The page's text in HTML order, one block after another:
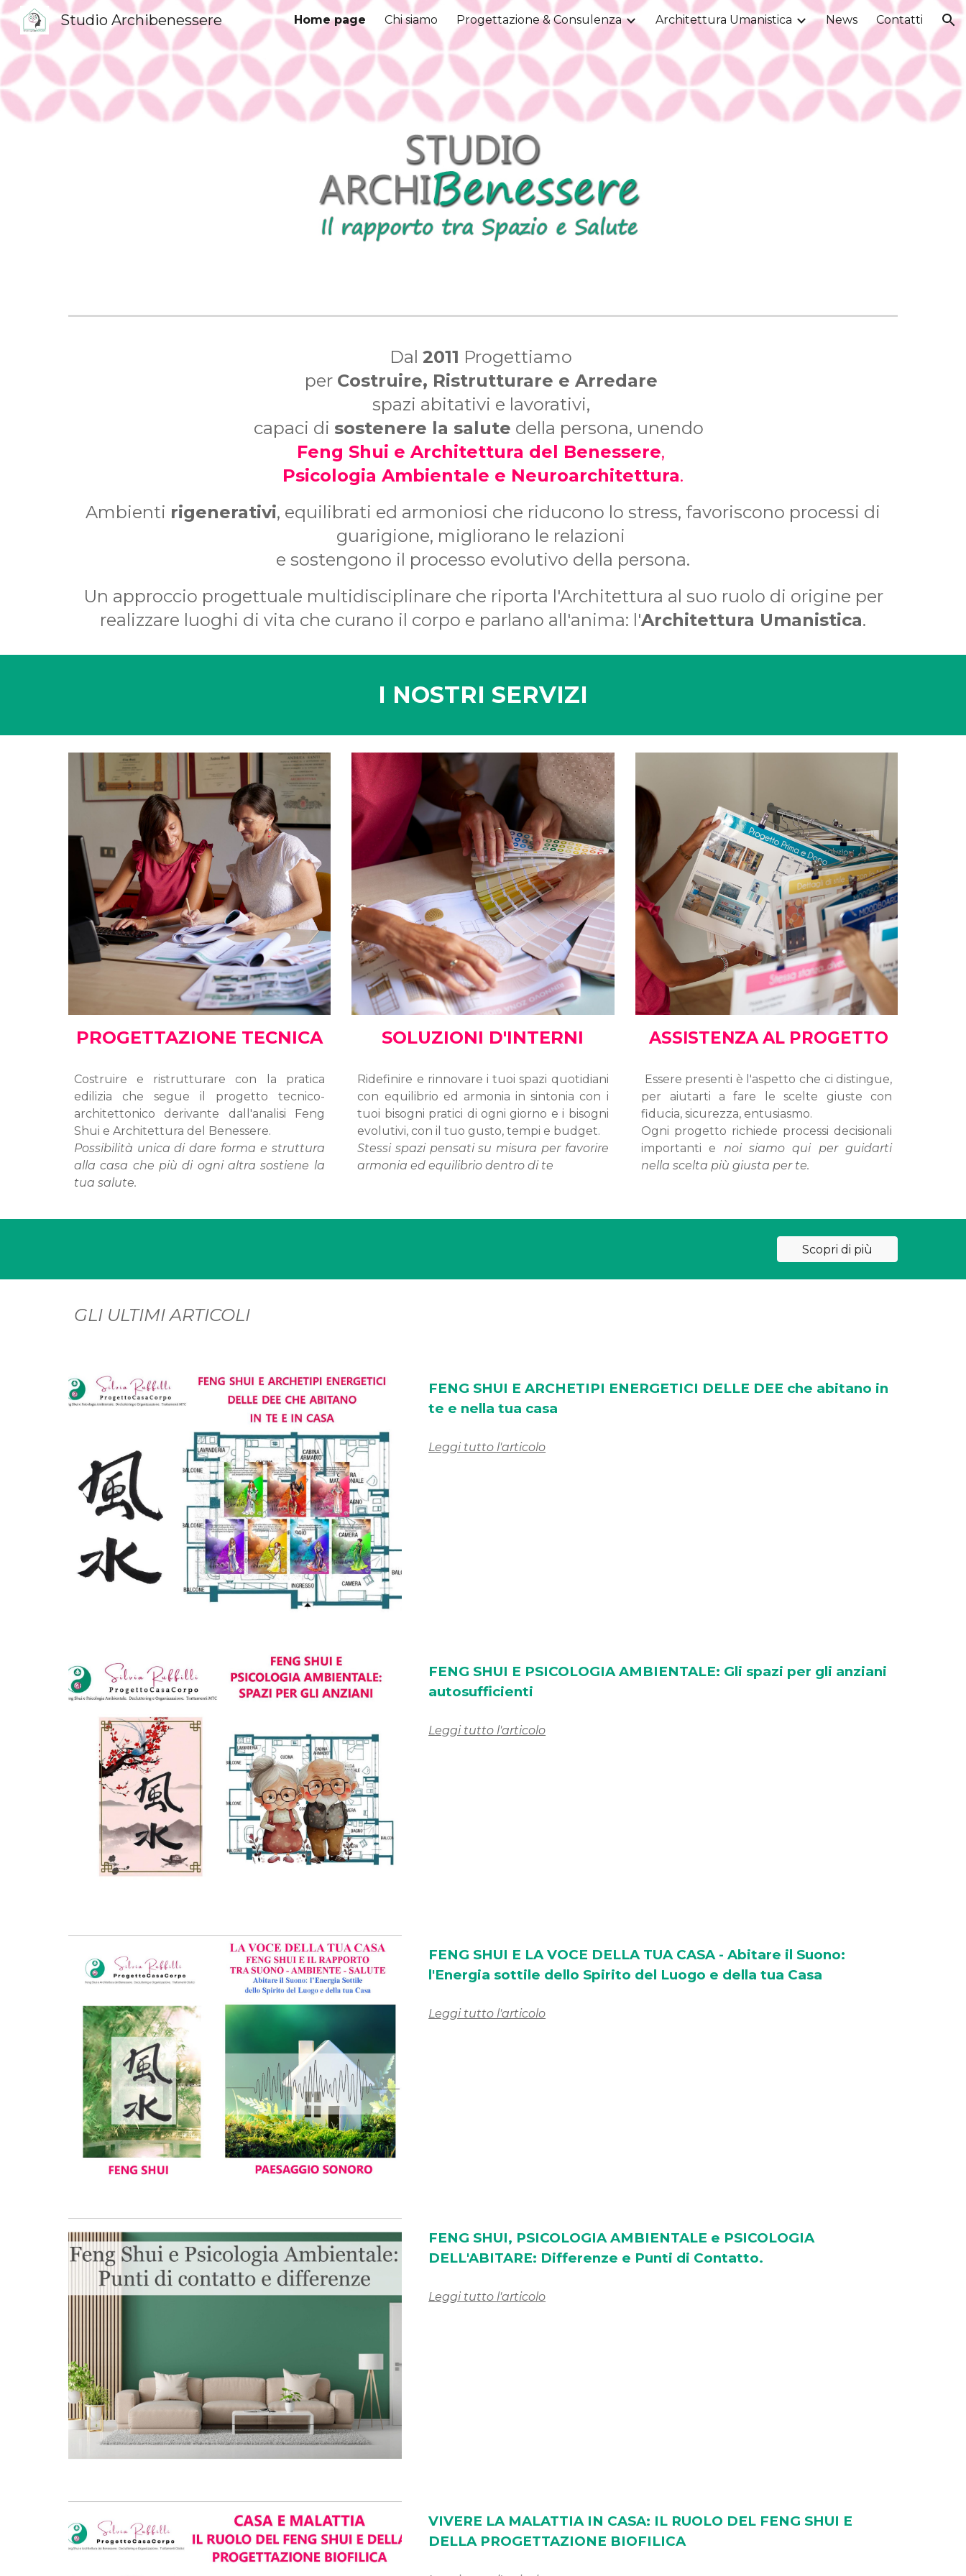
Skip to main content Skip to navigation
Studio Archibenessere Home page Chi siamo Progettazione & Consulenza Architettura Umanistica News Contatti
Dal 2011 Progettiamo
per Costruire, Ristrutturare e Arredare
spazi abitativi e lavorativi,
capaci di sostenere la salute della persona, unendo
Feng Shui e Architettura del Benessere,
Psicologia Ambientale e Neuroarchitettura.
Ambienti rigenerativi, equilibrati ed armoniosi che riducono lo stress, favoriscono processi di
guarigione, migliorano le relazioni
e sostengono il processo evolutivo della persona.
Un approccio progettuale multidisciplinare che riporta l'Architettura al suo ruolo di origine per
realizzare luoghi di vita che curano il corpo e parlano all'anima: l'Architettura Umanistica.
I NOSTRI SERVIZI
PROGETTAZIONE TECNICA
Costruire e ristrutturare con la pratica
edilizia che segue il progetto tecnico-
architettonico derivante dall'analisi Feng
Shui e Architettura del Benessere.
Possibilità unica di dare forma e struttura
alla casa che più di ogni altra sostiene la
tua salute.
SOLUZIONI D'INTERNI
Ridefinire e rinnovare i tuoi spazi quotidiani
con equilibrio ed armonia in sintonia con i
tuoi bisogni pratici di ogni giorno e i bisogni
evolutivi, con il tuo gusto, tempi e budget.
Stessi spazi pensati su misura per favorire
armonia ed equilibrio dentro di te
ASSISTENZA AL PROGETTO
Essere presenti è l'aspetto che ci distingue,
per aiutarti a fare le scelte giuste con
fiducia, sicurezza, entusiasmo.
Ogni progetto richiede processi decisionali
importanti e noi siamo qui per guidarti
nella scelta più giusta per te.
Scopri di più
GLI ULTIMI ARTICOLI
FENG SHUI EARCHETIPI ENERGETICI DELLE DEE che abitano in
te e nella tua casa
Leggi tutto l'articolo
FENG SHUI E PSICOLOGIA AMBIENTALE: Gli spazi per gli anziani
autosufficienti
Leggi tutto l'articolo
FENG SHUI E LA VOCE DELLA TUA CASA - Abitare il Suono:
l'Energia sottile dello Spirito del Luogo e della tua Casa
Leggi tutto l'articolo
FENG SHUI, PSICOLOGIA AMBIENTALE e PSICOLOGIA
DELL'ABITARE: Differenze e Punti di Contatto.
Leggi tutto l'articolo
VIVERE LA MALATTIA IN CASA: IL RUOLO DEL FENG SHUI E
DELLA PROGETTAZIONE BIOFILICA